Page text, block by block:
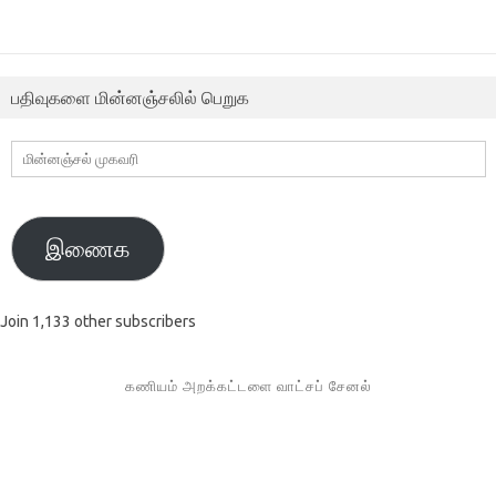
பதிவுகளை மின்னஞ்சலில் பெறுக
மின்னஞ்சல்
முகவரி
இணைக
Join 1,133 other subscribers
கணியம் அறக்கட்டளை வாட்சப் சேனல்